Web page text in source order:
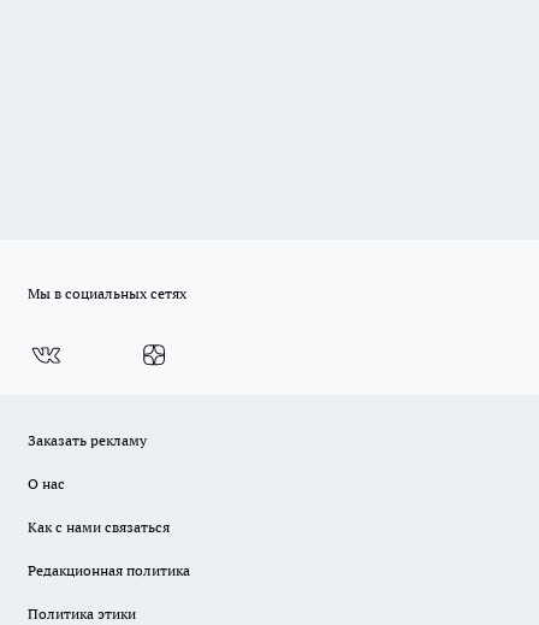
Мы в социальных сетях
Заказать рекламу
О нас
Как с нами связаться
Редакционная политика
Политика этики